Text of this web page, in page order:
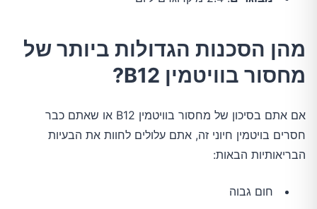
מהן הסכנות הגדולות ביותר של
מחסור בוויטמין B12?
אם אתם בסיכון של מחסור בוויטמין B12 או שאתם כבר
חסרים בויטמין חיוני זה, אתם עלולים לחוות את הבעיות
הבריאותיות הבאות:
חום גבוה